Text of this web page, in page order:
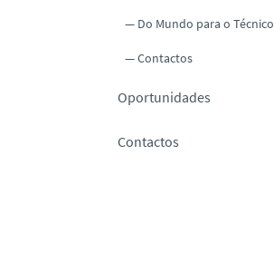
Do Mundo para o Técnico
Contactos
Oportunidades
Contactos